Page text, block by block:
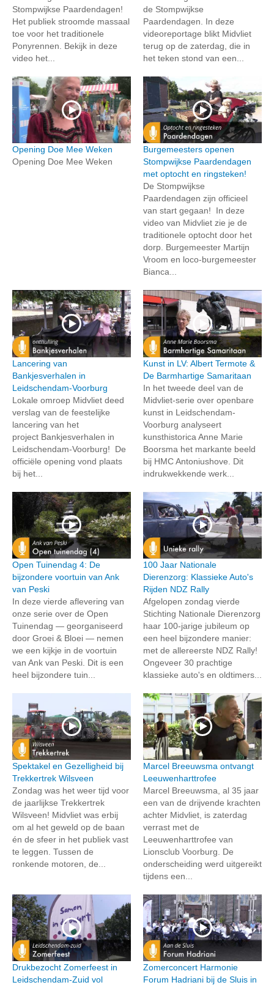
Stompwijkse Paardendagen!
Het publiek stroomde massaal
toe voor het traditionele
Ponyrennen. Bekijk in deze
video het...
de Stompwijkse
Paardendagen. In deze
videoreportage blikt Midvliet
terug op de zaterdag, die in
het teken stond van een...
Opening Doe Mee Weken
Opening Doe Mee Weken
Burgemeesters openen
Stompwijkse Paardendagen
met optocht en ringsteken!
De Stompwijkse
Paardendagen zijn officieel
van start gegaan! In deze
video van Midvliet zie je de
traditionele optocht door het
dorp. Burgemeester Martijn
Vroom en loco-burgemeester
Bianca...
Lancering van
Bankjesverhalen in
Leidschendam-Voorburg
Lokale omroep Midvliet deed
verslag van de feestelijke
lancering van het
project Bankjesverhalen in
Leidschendam-Voorburg! De
officiële opening vond plaats
bij het...
Kunst in LV: Albert Termote &
De Barmhartige Samaritaan
In het tweede deel van de
Midvliet-serie over openbare
kunst in Leidschendam-
Voorburg analyseert
kunsthistorica Anne Marie
Boorsma het markante beeld
bij HMC Antoniushove. Dit
indrukwekkende werk...
Open Tuinendag 4: De
bijzondere voortuin van Ank
van Peski
In deze vierde aflevering van
onze serie over de Open
Tuinendag — georganiseerd
door Groei & Bloei — nemen
we een kijkje in de voortuin
van Ank van Peski. Dit is een
heel bijzondere tuin...
100 Jaar Nationale
Dierenzorg: Klassieke Auto's
Rijden NDZ Rally
Afgelopen zondag vierde
Stichting Nationale Dierenzorg
haar 100-jarige jubileum op
een heel bijzondere manier:
met de allereerste NDZ Rally!
Ongeveer 30 prachtige
klassieke auto's en oldtimers...
Spektakel en Gezelligheid bij
Trekkertrek Wilsveen
Zondag was het weer tijd voor
de jaarlijkse Trekkertrek
Wilsveen! Midvliet was erbij
om al het geweld op de baan
én de sfeer in het publiek vast
te leggen. Tussen de
ronkende motoren, de...
Marcel Breeuwsma ontvangt
Leeuwenharttrofee
Marcel Breeuwsma, al 35 jaar
een van de drijvende krachten
achter Midvliet, is zaterdag
verrast met de
Leeuwenharttrofee van
Lionsclub Voorburg. De
onderscheiding werd uitgereikt
tijdens een...
Drukbezocht Zomerfeest in
Leidschendam-Zuid vol
Zomerconcert Harmonie
Forum Hadriani bij de Sluis in